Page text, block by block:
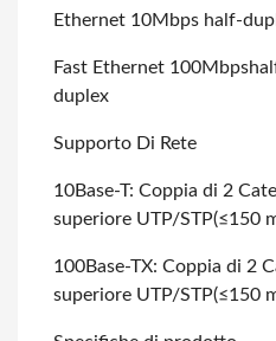
Ethernet 10Mbps half-
Fast Ethernet
duplex
Supporto Di Rete
10Base-T: Coppia di 2
superiore UTP/STP(≤150
100Base-TX: Coppia di 2
superiore UTP/STP(≤150